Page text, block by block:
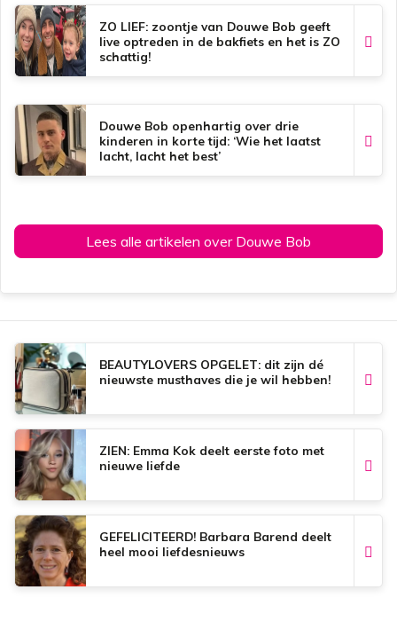
o
k
p
p
e
s
t
ZO LIEF: zoontje van Douwe Bob geeft
live optreden in de bakfiets en het is ZO
schattig!
Douwe Bob openhartig over drie
kinderen in korte tijd: ‘Wie het laatst
lacht, lacht het best’
Lees alle artikelen over Douwe Bob
BEAUTYLOVERS OPGELET: dit zijn dé
nieuwste musthaves die je wil hebben!
ZIEN: Emma Kok deelt eerste foto met
nieuwe liefde
GEFELICITEERD! Barbara Barend deelt
heel mooi liefdesnieuws